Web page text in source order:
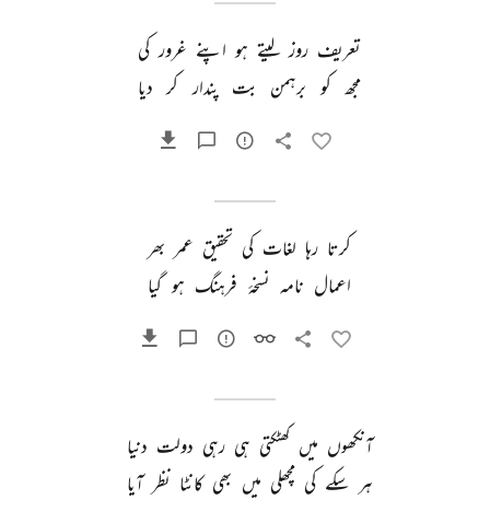
تعریف روز لیتے ہو اپنے غرور کی
مجھ کو برہمن بت پندار کر دیا
کرتا رہا لغات کی تحقیق عمر بھر
اعمال نامہ نسخۂ فرہنگ ہو گیا
آنکھوں میں کھٹکتی ہی رہی دولت دنیا
ہر سکے کی مچھلی میں بھی کانٹا نظر آیا